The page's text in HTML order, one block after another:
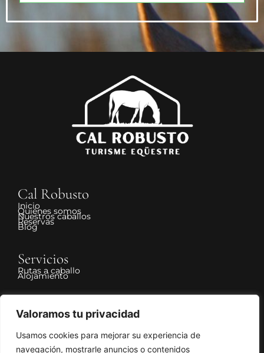
Valoramos tu privacidad
Usamos cookies para mejorar su experiencia de
navegación, mostrarle anuncios o contenidos
Cal Robusto
Inicio
Quiénes somos
Nuestros caballos
Reservas
Blog
Servicios
Rutas a caballo
Alojamiento
Legal
Aviso Legal
Política de Cookies
Declaración de accesibilidad
Política de cancelación y devolución